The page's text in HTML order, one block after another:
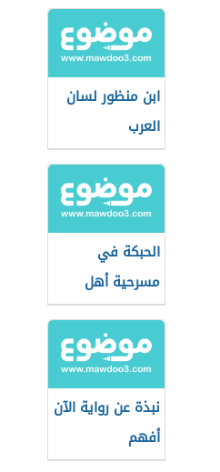
ابن منظور لسان
العرب
الحبكة في
مسرحية أهل
الكهف
نبذة عن رواية الآن
أفهم